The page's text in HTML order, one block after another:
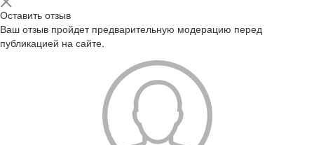
Оставить отзыв
Ваш отзыв пройдет предварительную модерацию перед
публикацией на сайте.